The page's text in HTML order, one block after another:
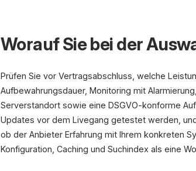
Worauf Sie bei der
Prüfen Sie vor Vertragsabschluss, welche
Aufbewahrungsdauer, Monitoring mit
Serverstandort sowie eine DSGVO-konforme
Updates vor dem Livegang getestet werden,
ob der Anbieter Erfahrung mit Ihrem konkreten
Konfiguration, Caching und Suchindex als eine